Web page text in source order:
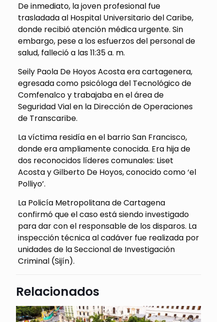
De inmediato, la joven profesional fue
trasladada al Hospital Universitario del Caribe,
donde recibió atención médica urgente. Sin
embargo, pese a los esfuerzos del personal de
salud, falleció a las 11:35 a. m.
Seily Paola De Hoyos Acosta era cartagenera,
egresada como psicóloga del Tecnológico de
Comfenalco y trabajaba en el área de
Seguridad Vial en la Dirección de Operaciones
de Transcaribe.
La víctima residía en el barrio San Francisco,
donde era ampliamente conocida. Era hija de
dos reconocidos líderes comunales: Liset
Acosta y Gilberto De Hoyos, conocido como ‘el
Polliyo’.
La Policía Metropolitana de Cartagena
confirmó que el caso está siendo investigado
para dar con el responsable de los disparos. La
inspección técnica al cadáver fue realizada por
unidades de la Seccional de Investigación
Criminal (Sijín).
Relacionados